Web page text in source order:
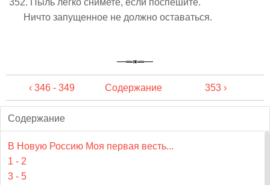
352. Пыль легко снимете, если поспешите.
Ничто запущенное не должно оставаться.
‹ 346 - 349 Содержание 353 ›
Содержание
В Новую Россию Моя первая весть...
1 - 2
3 - 5